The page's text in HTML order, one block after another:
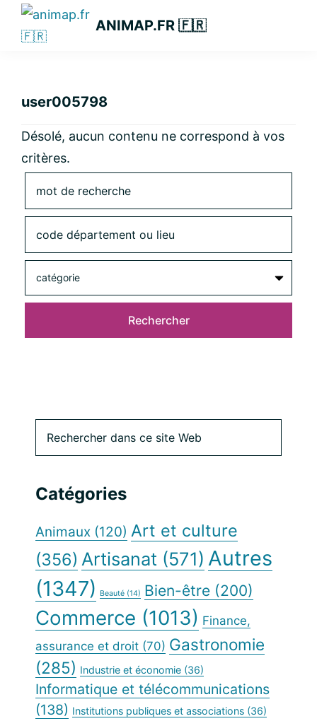
Passer
principale
Passer
Passer
latérale
ANIMAP.FR 🇫🇷
user005798
Désolé, aucun contenu ne correspond à vos
critères.
Barre
latérale
principale
dans
Web
Catégories
Animaux (120) Art et culture
(356) Artisanat (571) Autres
(1347)
Beauté (14) Bien-être (200)
Commerce (1013) Finance,
assurance et droit (70) Gastronomie
(285) Industrie et économie (36)
Informatique et télécommunications
(138) Institutions publiques et associations (36)